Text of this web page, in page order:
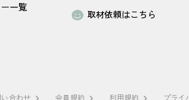
一覧
取材依頼はこちら
合わせ 会員規約 利用規約 プライ